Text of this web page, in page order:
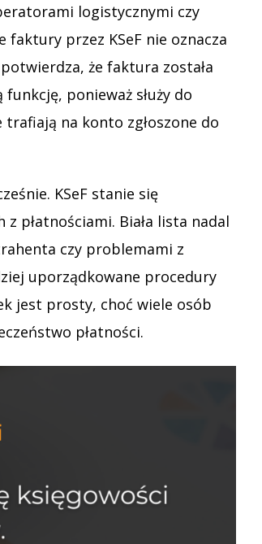
logistycznymi czy
przez KSeF nie oznacza
że faktura została
ponieważ służy do
na konto zgłoszone do
KSeF stanie się
płatnościami. Biała lista nadal
czy problemami z
uporządkowane procedury
jest prosty, choć wiele osób
płatności.